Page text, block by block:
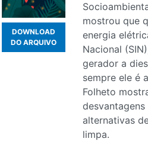
DOWNLOAD
DO ARQUIVO
mostrou que
energia
Nacional
gerador a
sempre ele é
Folheto
alternativas
limpa.